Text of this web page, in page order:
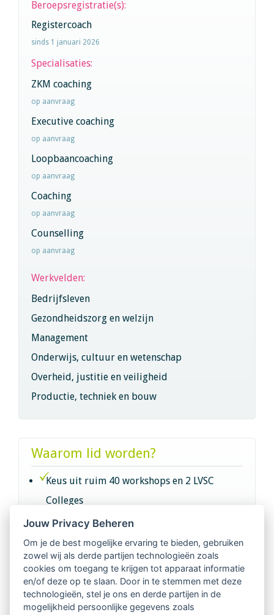
Beroepsregistratie(s):
Registercoach
sinds 1 januari 2026
Specialisaties:
ZKM coaching
op aanvraag
Executive coaching
op aanvraag
Loopbaancoaching
op aanvraag
Coaching
op aanvraag
Counselling
op aanvraag
Werkvelden:
Bedrijfsleven
Gezondheidszorg en welzijn
Management
Onderwijs, cultuur en wetenschap
Overheid, justitie en veiligheid
Productie, techniek en bouw
Waarom lid worden?
Keus uit ruim 40 workshops en 2 LVSC
Colleges
Intervisie met geregistreerde vakgenoten
Netwerk van 2100 professionals in 14
regio's
Vindbaar voor opdrachtgevers
Jouw Privacy Beheren
Om je de best mogelijke ervaring te bieden, gebruiken
zowel wij als derde partijen technologieën zoals
cookies om toegang te krijgen tot apparaat informatie
en/of deze op te slaan. Door in te stemmen met deze
technologieën, stel je ons en derde partijen in de
mogelijkheid persoonlijke gegevens zoals